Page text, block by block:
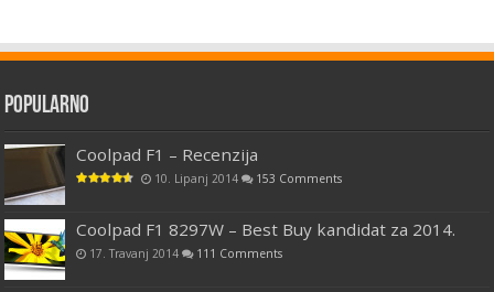
Popularno
Coolpad F1 – Recenzija
10. Lipanj 2014 153 Comments
Coolpad F1 8297W – Best Buy kandidat za 2014.
17. Travanj 2014 111 Comments